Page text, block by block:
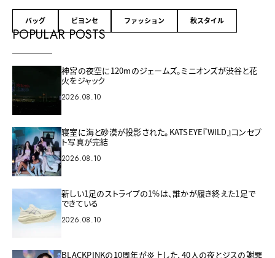
バッグ ビヨンセ ファッション 秋スタイル
POPULAR POSTS
神宮の夜空に120mのジェームズ。ミニオンズが渋谷と花
火をジャック
2026.08.10
寝室に海と砂漠が投影された。KATSEYE『WILD』コンセプ
ト写真が完結
2026.08.10
新しい1足のストライプの1%は、誰かが履き終えた1足で
できている
2026.08.10
BLACKPINKの10周年が炎上した、40人の夜とジスの謝罪